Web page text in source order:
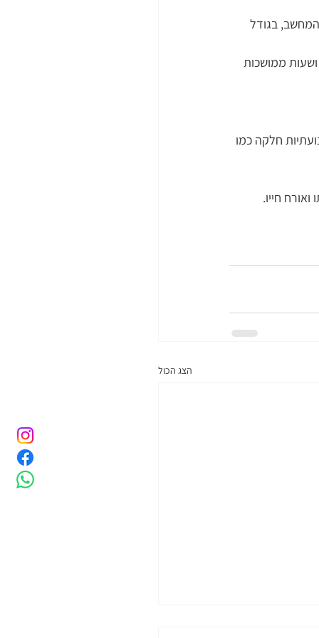
בגודל
ממושכות
חלקה כמו
חייו.
הצג הכול